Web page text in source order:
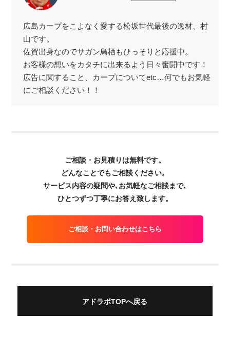
広島カープをこよなく愛する松坂世代最後の逸材、村
山です。
佐賀出身なのでサガン鳥栖もひっそりと応援中。
お客様の想いをカタチに出来るよう日々奮闘中です！
広告に関すること、カープについてetc…何でもお気軽
にご相談ください！！
ご相談・お見積りは無料です。
どんなことでもご相談ください。
サービス内容の疑問や､お気軽なご相談まで､
ひとつずつ丁寧にお答え致します。
ご相談・お問い合わせはこちら
アドラボTOPへ戻る